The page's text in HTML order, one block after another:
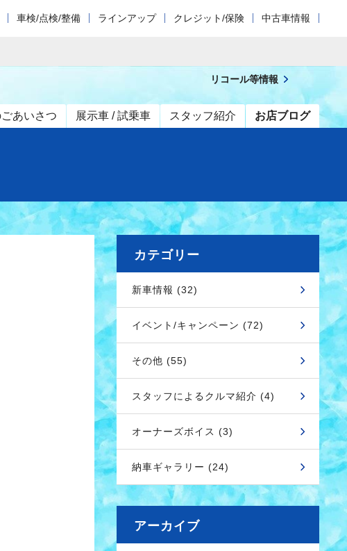
車検/点検/整備 ラインアップ クレジット/保険 中古車情報
あいさつ 展示車 / 試乗車 スタッフ紹介 お店ブログ
リコール等情報
カテゴリー
新車情報 (32)
イベント/キャンペーン (72)
その他 (55)
スタッフによるクルマ紹介 (4)
オーナーズボイス (3)
納車ギャラリー (24)
アーカイブ